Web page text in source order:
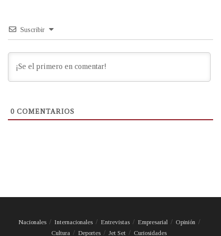
Suscribir
0 COMENTARIOS
Nacionales Internacionales Entrevistas Empresarial
Opinión
Cultura
Deportes Jet Set Curiosidades